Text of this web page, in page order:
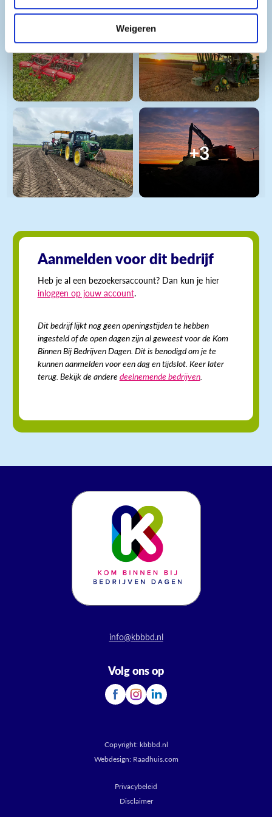
Weigeren
+3
Aanmelden voor dit bedrijf
Heb je al een bezoekersaccount? Dan kun je hier
inloggen op jouw account.
Dit bedrijf lijkt nog geen openingstijden te hebben
ingesteld of de open dagen zijn al geweest voor de Kom
Binnen Bij Bedrijven Dagen. Dit is benodigd om je te
kunnen aanmelden voor een dag en tijdslot. Keer later
terug. Bekijk de anderedeelnemende bedrijven.
info@kbbbd.nl
Volg ons op
Copyright:kbbbd.nl
Webdesign: Raadhuis.com
Privacybeleid
Disclaimer